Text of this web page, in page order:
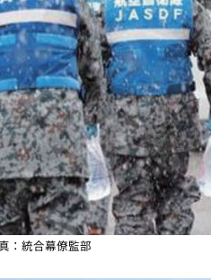
：統合幕僚監部